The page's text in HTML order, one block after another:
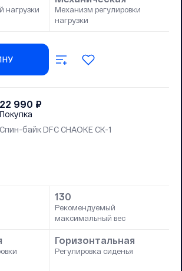
нагрузки
Механизм регулировки
нагрузки
22 990 ₽
Покупка
Cпин-байк DFC CHAOKE CK-1
130
Рекомендуемый
максимальный вес
Горизонтальная
Регулировка сиденья